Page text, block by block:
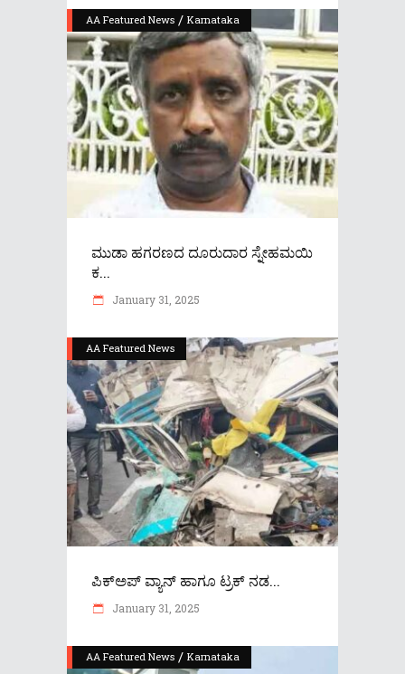
AA Featured News / Karnataka
ಮುಡಾ ಹಗರಣದ ದೂರುದಾರ ಸ್ನೇಹಮಯಿ
ಕ...
January 31, 2025
AA Featured News
ಪಿಕ್​ಅಪ್ ವ್ಯಾನ್ ಹಾಗೂ ಟ್ರಕ್ ನಡ...
January 31, 2025
AA Featured News / Karnataka